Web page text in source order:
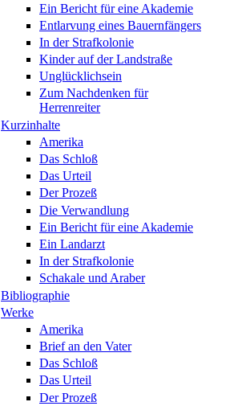
Ein Bericht für eine Akademie
Entlarvung eines Bauernfängers
In der Strafkolonie
Kinder auf der Landstraße
Unglücklichsein
Zum Nachdenken für
Herrenreiter
Kurzinhalte
Amerika
Das Schloß
Das Urteil
Der Prozeß
Die Verwandlung
Ein Bericht für eine Akademie
Ein Landarzt
In der Strafkolonie
Schakale und Araber
Bibliographie
Werke
Amerika
Brief an den Vater
Das Schloß
Das Urteil
Der Prozeß